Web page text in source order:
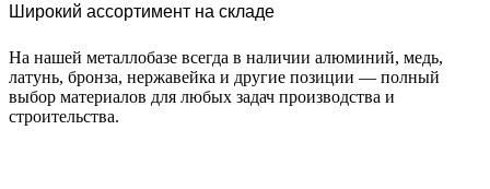
Широкий ассортимент на складе
На нашей металлобазе всегда в наличии алюминий, медь,
латунь, бронза, нержавейка и другие позиции — полный
выбор материалов для любых задач производства и
строительства.